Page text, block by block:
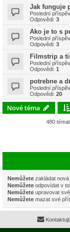
Jak funguje
Poslední
Odpovědi: 3
Ako je to s
Poslední
Odpovědi: 3
Filmstrip a
Poslední
Odpovědi: 1
potrebne a
Poslední
Odpovědi: 20
Nové téma
480 témat
Nemůžete zakládat
Nemůžete odpovídat v
Nemůžete upravovat
Nemůžete mazat své